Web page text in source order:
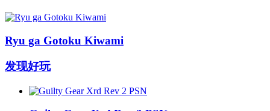
Ryu ga Gotoku Kiwami
发现好玩